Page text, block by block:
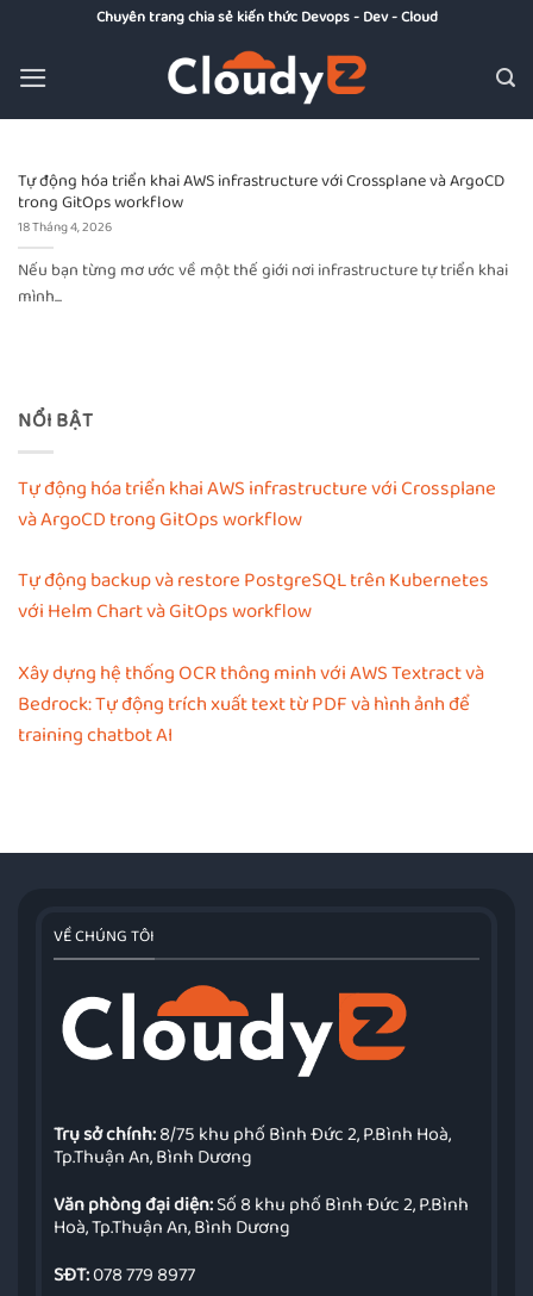
nội
Chuyên trang chia sẻ kiến thức Devops - Dev - Cloud
NỔI BẬT
Tự động hóa triển khai AWS infrastructure với Crossplane
và ArgoCD trong GitOps workflow
Tự động backup và restore PostgreSQL trên Kubernetes
với Helm Chart và GitOps workflow
Xây dựng hệ thống OCR thông minh với AWS Textract và
Bedrock: Tự động trích xuất text từ PDF và hình ảnh để
training chatbot AI
Tự động hóa triển khai AWS infrastructure với Crossplane và ArgoCD
trong GitOps workflow
18 Tháng 4, 2026
Nếu bạn từng mơ ước về một thế giới nơi infrastructure tự triển khai
mình...
VỀ CHÚNG TÔI
Trụ sở chính:8/75 khu phố Bình Đức 2, P.Bình Hoà,
Tp.Thuận An, Bình Dương
Văn phòng đại diện:Số 8 khu phố Bình Đức 2, P.Bình
Hoà, Tp.Thuận An, Bình Dương
SĐT:078 779 8977